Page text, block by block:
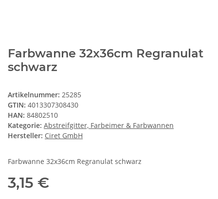
Farbwanne 32x36cm Regranulat
schwarz
Artikelnummer: 25285
GTIN: 4013307308430
HAN: 84802510
Kategorie: Abstreifgitter, Farbeimer & Farbwannen
Hersteller: Ciret GmbH
Farbwanne 32x36cm Regranulat schwarz
3,15 €